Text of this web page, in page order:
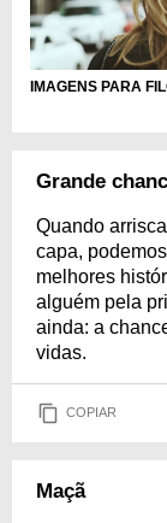
IMAGENS PARA
Grande
Quando
capa,
melhores
alguém pela
ainda: a
vidas.
COPIAR
Maçã